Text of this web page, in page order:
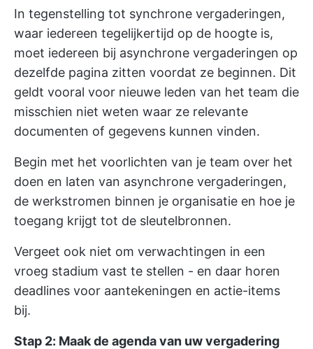
In tegenstelling tot synchrone vergaderingen,
waar iedereen tegelijkertijd op de hoogte is,
moet iedereen bij asynchrone vergaderingen op
dezelfde pagina zitten voordat ze beginnen. Dit
geldt vooral voor nieuwe leden van het team die
misschien niet weten waar ze relevante
documenten of gegevens kunnen vinden.
Begin met het voorlichten van je team over het
doen en laten van asynchrone vergaderingen,
de werkstromen binnen je organisatie en hoe je
toegang krijgt tot de sleutelbronnen.
Vergeet ook niet om verwachtingen in een
vroeg stadium vast te stellen - en daar horen
deadlines voor aantekeningen en actie-items
bij.
Stap 2: Maak de agenda van uw vergadering